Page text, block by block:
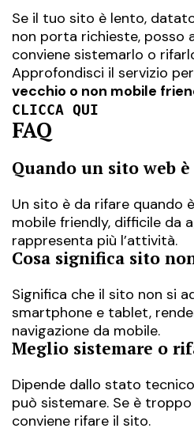
Se il tuo sito è lento,
non porta richieste, posso
conviene sistemarlo o
Approfondisci il servizio per
vecchio o non mobile
CLICCA QUI
FAQ
Quando un sito web
Un sito è da rifare quando
mobile friendly, difficile da
rappresenta più l’attività.
Cosa significa sito
Significa che il sito non si
smartphone e tablet,
navigazione da mobile.
Meglio sistemare o
Dipende dallo stato
può sistemare. Se è
conviene rifare il sito.